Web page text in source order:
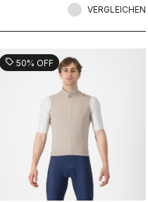
VERGLEICHEN
sell 50% OFF